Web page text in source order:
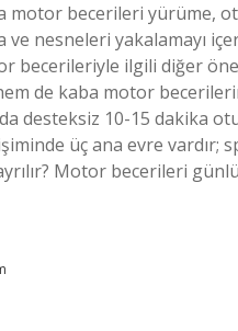
becerileri yürüme,
ve nesneleri yakalamayı
becerileriyle ilgili diğer
de kaba motor
desteksiz 10-15 dakika
üç ana evre vardır;
Motor becerileri